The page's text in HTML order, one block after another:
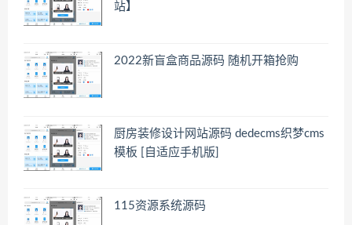
站】
2022新盲盒商品源码 随机开箱抢购
厨房装修设计网站源码 dedecms织梦cms
模板 [自适应手机版]
115资源系统源码